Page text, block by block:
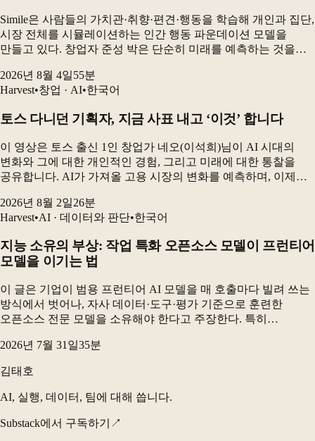
Simile은 사람들의 가치관·취향·편견·행동을 학습해 개인과 집단,
시장 전체를 시뮬레이션하는 인간 행동 파운데이션 모델을
만들고 있다. 창업자 준성 박은 단순히 미래를 예측하는 것을
보여주는 것이 시뮬레이션의 핵심이라고 설명...
2026년 8월 4일55분
Harvest•창업 · AI•한국어
토스 다니던 기획자, 지금 사표 내고 ‘이것’ 합니다
이 영상은 토스 출신 1인 창업가 네오(이석희)님이 AI 시대의
변화와 그에 대한 개인적인 경험, 그리고 미래에 대한 통찰을
공유합니다. AI가 가져올 고용 시장의 변화를 예측하며, 이제는
전달하고, 홀로 설 수 있는...
2026년 8월 2일26분
Harvest•AI · 데이터와 판단•한국어
지능 소유의 부상: 작업 특화 오픈소스 모델이 프런티어
모델을 이기는 법
이 글은 기업이 범용 프런티어 AI 모델을 매 호출마다 빌려 쓰는
방식에서 벗어나, 자사 데이터·도구·평가 기준으로 훈련한
오픈소스 전문 모델을 소유해야 한다고 주장한다. 특히
파라미터 오픈소스 모델은 최고 프런티어 구성보다 더...
2026년 7월 31일35분
김태호
AI, 실행, 데이터, 팀에 대해 씁니다.
Substack에서 구독하기 ↗